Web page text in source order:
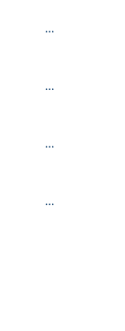
…
…
…
…